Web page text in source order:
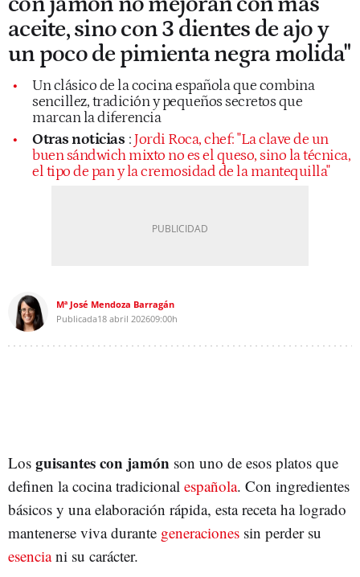
aceite, sino con 3 dientes de ajo y
un poco de pimienta negra molida"
Un clásico de la cocina española que combina
sencillez, tradición y pequeños secretos que
marcan la diferencia
Otras noticias : Jordi Roca, chef: "La clave de un
buen sándwich mixto no es el queso, sino la técnica,
el tipo de pan y la cremosidad de la mantequilla"
Mª José Mendoza Barragán
Publicada18 abril 202609:00h
Los guisantes con jamón son uno de esos platos que
definen la cocina tradicional española. Con ingredientes
básicos y una elaboración rápida, esta receta ha logrado
mantenerse viva durante generaciones sin perder su
esenciani su carácter.